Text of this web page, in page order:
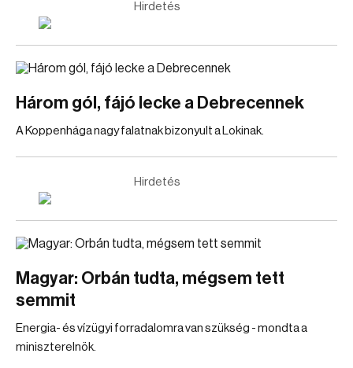
Hirdetés
Három gól, fájó lecke a Debrecennek
A Koppenhága nagy falatnak bizonyult a Lokinak.
Hirdetés
Magyar: Orbán tudta, mégsem tett
semmit
Energia- és vízügyi forradalomra van szükség - mondta a
miniszterelnök.